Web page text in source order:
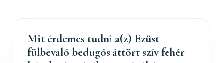
Mit érdemes tudni a(z) Ezüst
fülbevaló bedugós áttört szív fehér